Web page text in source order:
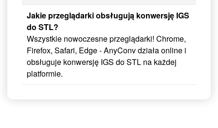
Jakie przeglądarki obsługują konwersję IGS
do STL?
Wszystkie nowoczesne przeglądarki! Chrome,
Firefox, Safari, Edge - AnyConv działa online i
obsługuje konwersję IGS do STL na każdej
platformie.